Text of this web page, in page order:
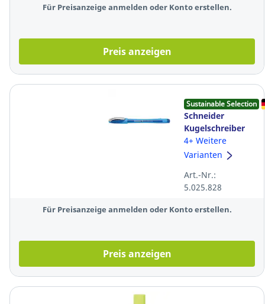
Für Preisanzeige anmelden oder Konto erstellen.
Preis anzeigen
Sustainable Selection
Schneider
Kugelschreiber
Slider Memo XB
150296,
1,4mm, blau
4+ Weitere
Varianten
Art.-Nr.:
5.025.828
Für Preisanzeige anmelden oder Konto erstellen.
Preis anzeigen